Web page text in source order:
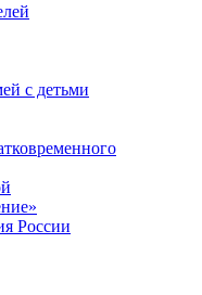
с детьми
России